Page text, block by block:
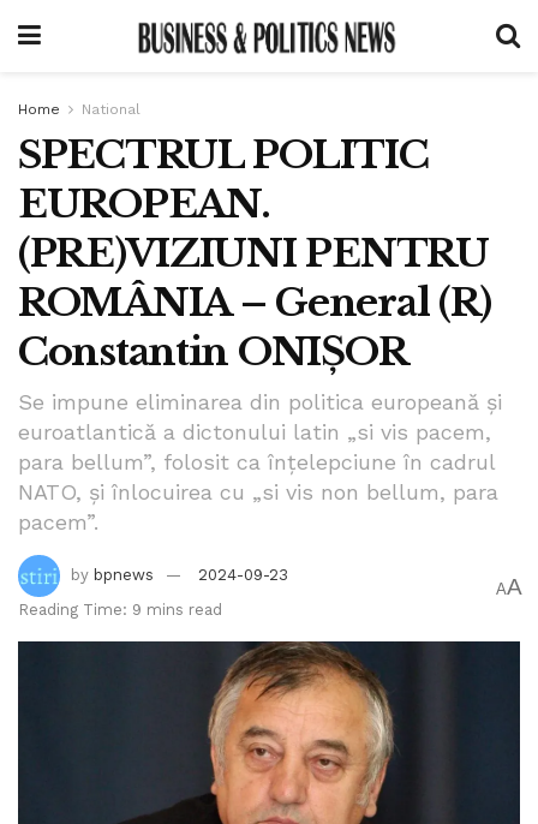
Home National
SPECTRUL POLITIC
EUROPEAN.
(PRE)VIZIUNI PENTRU
ROMÂNIA – General (R)
Constantin ONIȘOR
Se impune eliminarea din politica europeană și
euroatlantică a dictonului latin „si vis pacem,
para bellum”, folosit ca înțelepciune în cadrul
NATO, și înlocuirea cu „si vis non bellum, para
pacem”.
by bpnews
2024-09-23
Reading Time: 9 mins read
AA